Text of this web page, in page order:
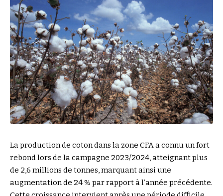
La production de coton dans la zone CFA a connu un fort
rebond lors de la campagne 2023/2024, atteignant plus
de 2,6 millions de tonnes, marquant ainsi une
augmentation de 24 % par rapport à l’année précédente.